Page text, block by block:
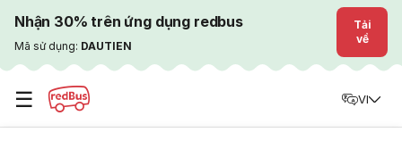
Nhận 30% trên ứng dụng redbus
Mã sử dụng: DAUTIEN
Tải
về
☰ VI